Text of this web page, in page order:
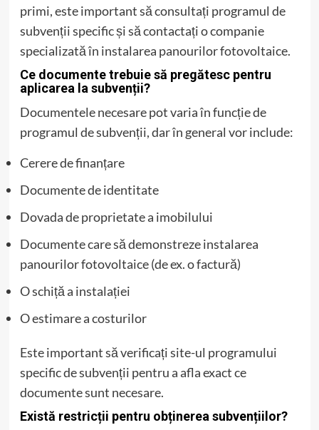
primi, este important să consultați programul de
subvenții specific și să contactați o companie
specializată în instalarea panourilor fotovoltaice.
Ce documente trebuie să pregătesc pentru
aplicarea la subvenții?
Documentele necesare pot varia în funcție de
programul de subvenții, dar în general vor include:
Cerere de finanțare
Documente de identitate
Dovada de proprietate a imobilului
Documente care să demonstreze instalarea
panourilor fotovoltaice (de ex. o factură)
O schiță a instalației
O estimare a costurilor
Este important să verificați site-ul programului
specific de subvenții pentru a afla exact ce
documente sunt necesare.
Există restricții pentru obținerea subvențiilor?